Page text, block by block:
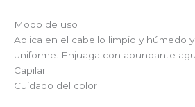
Modo de uso
Aplica en el cabello limpio y húmedo
uniforme. Enjuaga con abundante
Capilar
Cuidado del color